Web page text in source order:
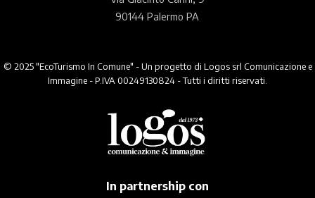
90144 Palermo PA
© 2025 "EcoTurismo In Comune" - Un progetto di Logos srl Comunicazione e
Immagine - P.IVA 00249130824 - Tutti i diritti riservati.
In partnership con